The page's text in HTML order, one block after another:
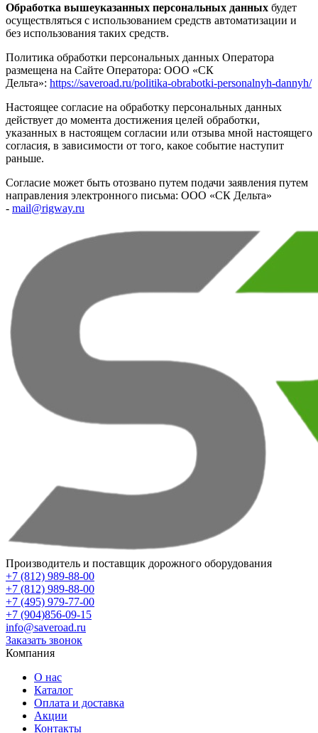
Обработка вышеуказанных персональных данных будет
осуществляться с использованием средств автоматизации и
без использования таких средств.
Политика обработки персональных данных Оператора
размещена на Сайте Оператора: ООО «СК
Дельта»: https://saveroad.ru/politika-obrabotki-personalnyh-dannyh/
Настоящее согласие на обработку персональных данных
действует до момента достижения целей обработки,
указанных в настоящем согласии или отзыва мной настоящего
согласия, в зависимости от того, какое событие наступит
раньше.
Согласие может быть отозвано путем подачи заявления путем
направления электронного письма: ООО «СК Дельта»
- mail@rigway.ru
Производитель и поставщик дорожного оборудования
+7 (812) 989-88-00
+7 (812) 989-88-00
+7 (495) 979-77-00
+7 (904)856-09-15
info@saveroad.ru
Заказать звонок
Компания
О нас
Каталог
Оплата и доставка
Акции
Контакты